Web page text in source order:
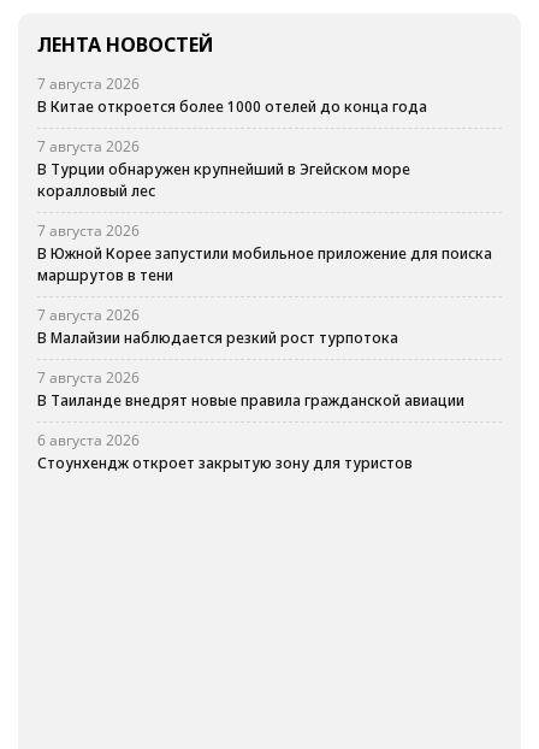
ЛЕНТА НОВОСТЕЙ
7 августа 2026
В Китае откроется более 1000 отелей до конца года
7 августа 2026
В Турции обнаружен крупнейший в Эгейском море
коралловый лес
7 августа 2026
В Южной Корее запустили мобильное приложение для поиска
маршрутов в тени
7 августа 2026
В Малайзии наблюдается резкий рост турпотока
7 августа 2026
В Таиланде внедрят новые правила гражданской авиации
6 августа 2026
Стоунхендж откроет закрытую зону для туристов